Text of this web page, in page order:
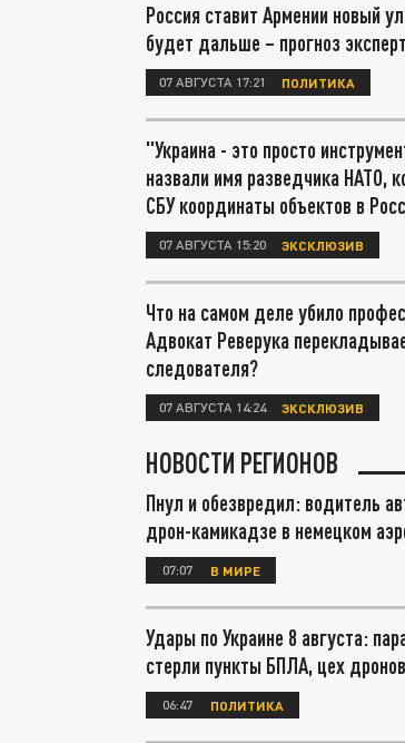
Россия ставит Армении новый
будет дальше – прогноз
07 АВГУСТА 17:21 ПОЛИТИКА
"Украина - это просто
назвали имя разведчика НАТО,
СБУ координаты объектов в
07 АВГУСТА 15:20 ЭКСКЛЮЗИВ
Что на самом деле убило
Адвокат Реверука
следователя?
07 АВГУСТА 14:24 ЭКСКЛЮЗИВ
НОВОСТИ РЕГИОНОВ
Пнул и обезвредил: водитель
дрон-камикадзе в немецком
07:07 В МИРЕ
Удары по Украине 8 августа:
стерли пункты БПЛА, цех
06:47 ПОЛИТИКА